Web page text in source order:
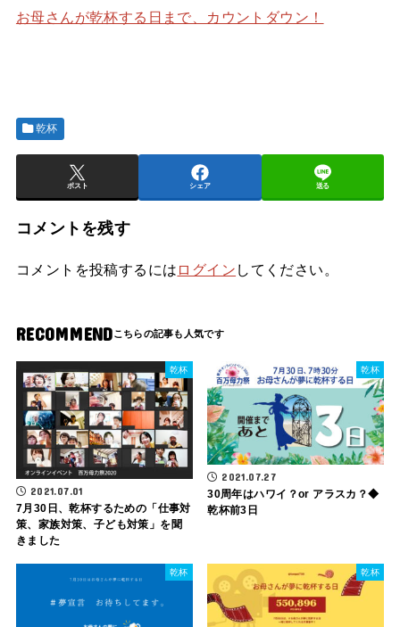
お母さんが乾杯する日まで、カウントダウン！
乾杯
ポスト シェア 送る
コメントを残す
コメントを投稿するには ログイン してください。
RECOMMEND
乾杯
2021.07.01
7月30日、乾杯するための「仕事対
策、家族対策、子ども対策」を聞
きました
乾杯
2021.07.27
30周年はハワイ？or アラスカ？◆
乾杯前3日
乾杯 乾杯